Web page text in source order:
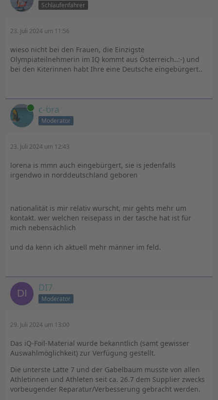
Schlaufenfahrer
23. Juli 2024 um 11:56
wieso nicht bei den Frauen, die Einzigste
Olympiateilnehmerin im IQ kommt aus Österreich..:-) und
bei den Kiterinnen habt Ihre eine Deutsche eingebürgert..
Online c-bra
Moderator
23. Juli 2024 um 12:43
lorena is mmn auch eingebürgert, sie is jedenfalls
irgendwo in norddeutschland geboren
nationalität is mir relativ wurscht, mir gehts mehr um
kontakt. wer welchen reisepass in der tasche hat ist für
mich nebensächlich
und da kenn ich aktuell mehr männer im feld.
DI7
Moderator
29. Juli 2024 um 13:00
Das iQ-Foil-Material wurde bekanntlich (samt gewisser
Auswahlmöglichkeit) zur Verfügung gestellt.
Die unterste Latte 7 und der Gabelbaum musste von allen
Athletinnen und Athleten seit ca. 26.7 dem Supplier zwecks
vorbeugender Reparatur/Verbesserung gebracht werden.